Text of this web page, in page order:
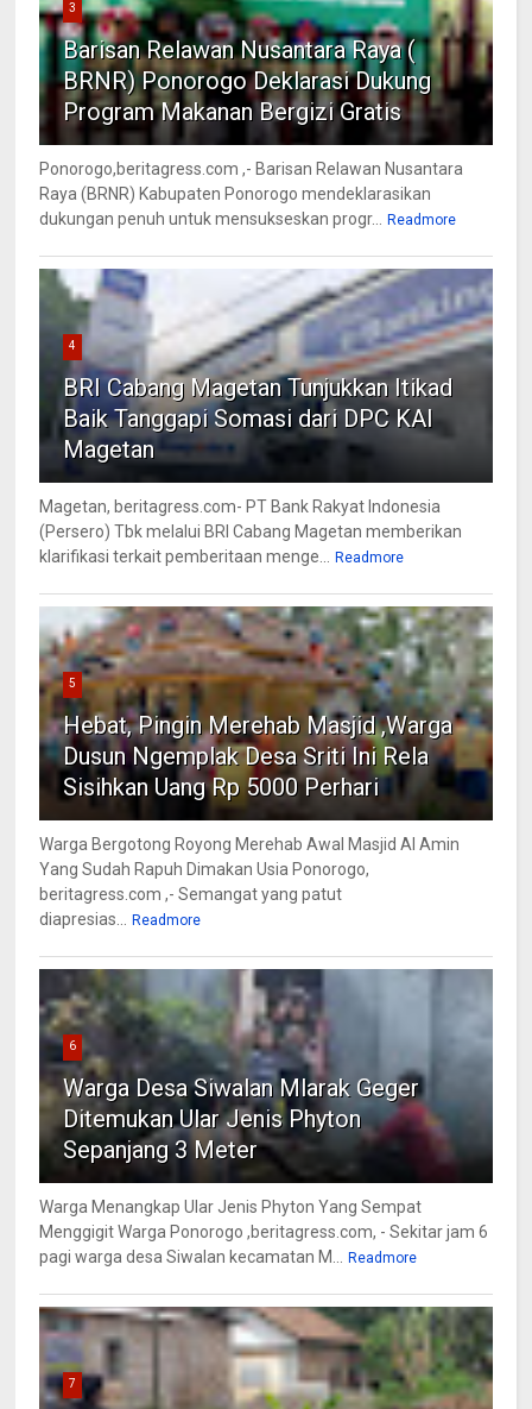
3
Barisan Relawan Nusantara Raya (
BRNR) Ponorogo Deklarasi Dukung
Program Makanan Bergizi Gratis
Ponorogo,beritagress.com ,- Barisan Relawan Nusantara
Raya (BRNR) Kabupaten Ponorogo mendeklarasikan
dukungan penuh untuk mensukseskan progr...
Readmore
4
BRI Cabang Magetan Tunjukkan Itikad
Baik Tanggapi Somasi dari DPC KAI
Magetan
Magetan, beritagress.com- PT Bank Rakyat Indonesia
(Persero) Tbk melalui BRI Cabang Magetan memberikan
klarifikasi terkait pemberitaan menge...
Readmore
5
Hebat, Pingin Merehab Masjid ,Warga
Dusun Ngemplak Desa Sriti Ini Rela
Sisihkan Uang Rp 5000 Perhari
Warga Bergotong Royong Merehab Awal Masjid Al Amin
Yang Sudah Rapuh Dimakan Usia Ponorogo,
beritagress.com ,- Semangat yang patut
diapresias...
Readmore
6
Warga Desa Siwalan Mlarak Geger
Ditemukan Ular Jenis Phyton
Sepanjang 3 Meter
Warga Menangkap Ular Jenis Phyton Yang Sempat
Menggigit Warga Ponorogo ,beritagress.com, - Sekitar jam 6
pagi warga desa Siwalan kecamatan M...
Readmore
7